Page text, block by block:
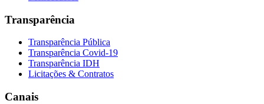
Transparência
Transparência Pública
Transparência Covid-19
Transparência IDH
Licitações & Contratos
Canais